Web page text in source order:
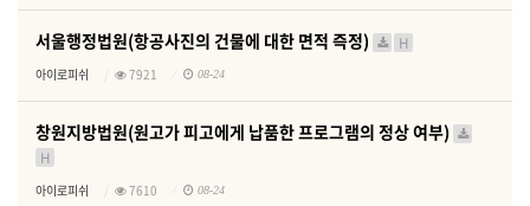
서울행정법원(항공사진의 건물에 대한 면적 즉정) H
아이로피쉬 7921 08-24
창원지방법원(원고가 피고에게 납품한 프로그램의 정상 여부)
H
아이로피쉬 7610 08-24